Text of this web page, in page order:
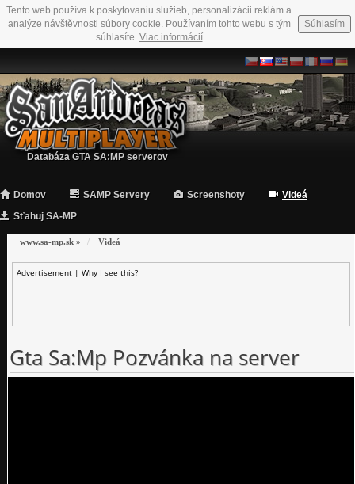
Tento web používa k poskytovaniu služieb, personalizácii reklám a
analýze návštěvnosti súbory cookie. Používaním tohto webu s tým
súhlasíte. Viac informácií
Súhlasím
Databáza GTA SA:MP serverov
Domov SAMP Servery Screenshoty
Videá
Sťahuj SA-MP
www.sa-mp.sk » Videá
Advertisement | Why I see this?
Gta Sa:Mp Pozvánka na server